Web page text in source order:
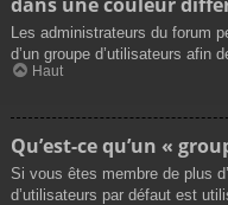
Les administrateurs du forum
d’un groupe d’utilisateurs afin
Haut
Qu’est-ce qu’un «
Si vous êtes membre de plus
d’utilisateurs par défaut est